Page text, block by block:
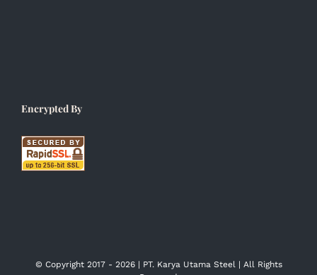
Encrypted By
© Copyright 2017 - 2026 | PT. Karya Utama Steel | All Rights